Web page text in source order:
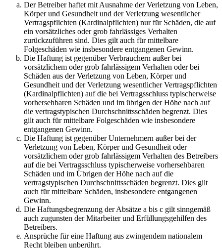
Der Betreiber haftet mit Ausnahme der Verletzung von Leben,
Körper und Gesundheit und der Verletzung wesentlicher
Vertragspflichten (Kardinalpflichten) nur für Schäden, die auf
ein vorsätzliches oder grob fahrlässiges Verhalten
zurückzuführen sind. Dies gilt auch für mittelbare
Folgeschäden wie insbesondere entgangenen Gewinn.
Die Haftung ist gegenüber Verbrauchern außer bei
vorsätzlichem oder grob fahrlässigem Verhalten oder bei
Schäden aus der Verletzung von Leben, Körper und
Gesundheit und der Verletzung wesentlicher Vertragspflichten
(Kardinalpflichten) auf die bei Vertragsschluss typischerweise
vorhersehbaren Schäden und im übrigen der Höhe nach auf
die vertragstypischen Durchschnittsschäden begrenzt. Dies
gilt auch für mittelbare Folgeschäden wie insbesondere
entgangenen Gewinn.
Die Haftung ist gegenüber Unternehmern außer bei der
Verletzung von Leben, Körper und Gesundheit oder
vorsätzlichem oder grob fahrlässigem Verhalten des Betreibers
auf die bei Vertragsschluss typischerweise vorhersehbaren
Schäden und im Übrigen der Höhe nach auf die
vertragstypischen Durchschnittsschäden begrenzt. Dies gilt
auch für mittelbare Schäden, insbesondere entgangenen
Gewinn.
Die Haftungsbegrenzung der Absätze a bis c gilt sinngemäß
auch zugunsten der Mitarbeiter und Erfüllungsgehilfen des
Betreibers.
Ansprüche für eine Haftung aus zwingendem nationalem
Recht bleiben unberührt.